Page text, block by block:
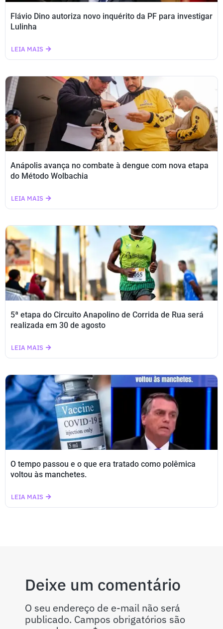
Flávio Dino autoriza novo inquérito da PF para investigar
Lulinha
LEIA MAIS
Anápolis avança no combate à dengue com nova etapa
do Método Wolbachia
LEIA MAIS
5ª etapa do Circuito Anapolino de Corrida de Rua será
realizada em 30 de agosto
LEIA MAIS
O tempo passou e o que era tratado como polêmica
voltou às manchetes.
LEIA MAIS
Deixe um comentário
O seu endereço de e-mail não será
publicado. Campos obrigatórios são